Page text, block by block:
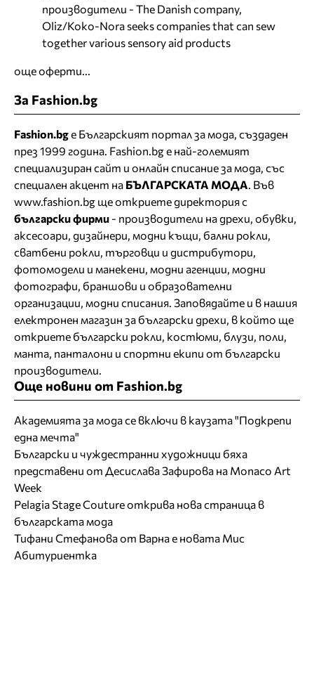
производители - The Danish company,
Oliz/Koko-Nora seeks companies that can sew
together various sensory aid products
още оферти...
За Fashion.bg
Fashion.bgе Българският портал за мода, създаден
през 1999 година. Fashion.bg е най-големият
специализиран сайт и онлайн списание за мода, със
специален акцент на БЪЛГАРСКАТА МОДА . Във
www.fashion.bg ще откриетедиректорияс
български фирми - производители на дрехи, обувки,
аксесоари, дизайнери, модни къщи, бални рокли
сватбени рокли , търговци и дистрибутори,
фотомодели и манекени, модни агенции, модни
фотографи, браншови и образователни
организации, модни списания. Заповядайте и в нашия
електронен магазин за български дрехи , в който ще
откриете български рокли , костюми, блузи, поли,
манта, панталони и спортни екипи от български
производители.
Още новини от Fashion.bg
Академията за мода се включи в каузата "Подкрепи
една мечта"
Български и чуждестранни художници бяха
представени от Десислава Зафирова на Monaco Art
Week
Pelagia Stage Couture открива нова страница в
българската мода
Тифани Стефанова от Варна е новата Мис
Абитуриентка